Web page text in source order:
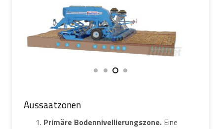
Aussaatzonen
Primäre Bodennivellierungszone. Eine